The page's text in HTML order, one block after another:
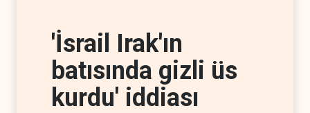
'İsrail Irak'ın
batısında gizli üs
kurdu' iddiası